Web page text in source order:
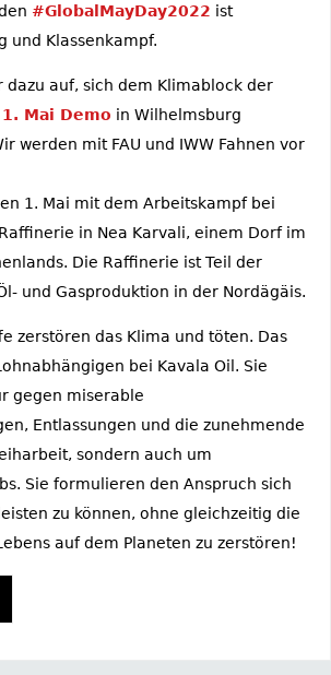
#GlobalMayDay2022 ist
und Klassenkampf.
dazu auf, sich dem Klimablock der
Mai Demo in Wilhelmsburg
werden mit FAU und IWW Fahnen vor
1. Mai mit dem Arbeitskampf bei
in Nea Karvali, einem Dorf im
Die Raffinerie ist Teil der
und Gasproduktion in der Nordägäis.
zerstören das Klima und töten. Das
bei Kavala Oil. Sie
gegen miserable
Entlassungen und die zunehmende
sondern auch um
Sie formulieren den Anspruch sich
zu können, ohne gleichzeitig die
auf dem Planeten zu zerstören!